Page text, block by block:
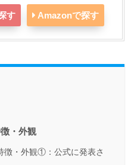
す Amazonで探す
・外観
徴・外観①：公式に発表さ